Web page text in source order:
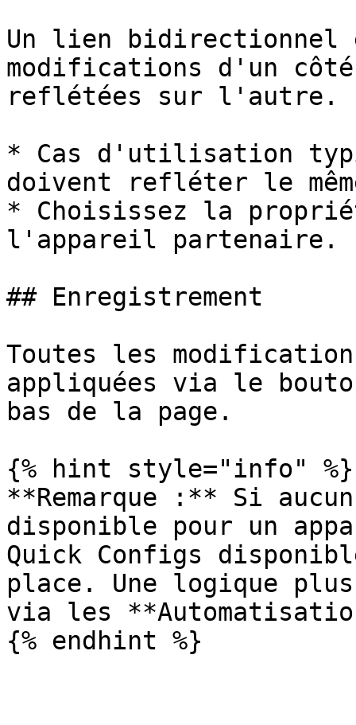
Un lien bidirectionnel
modifications d'un côté
reflétées sur l'autre.
* Cas d'utilisation
doivent refléter le
* Choisissez la
l'appareil partenaire.
## Enregistrement
Toutes les
appliquées via le
bas de la page.
{% hint style="info" %}
**Remarque :** Si
disponible pour un
Quick Configs
place. Une logique
via les
{% endhint %}